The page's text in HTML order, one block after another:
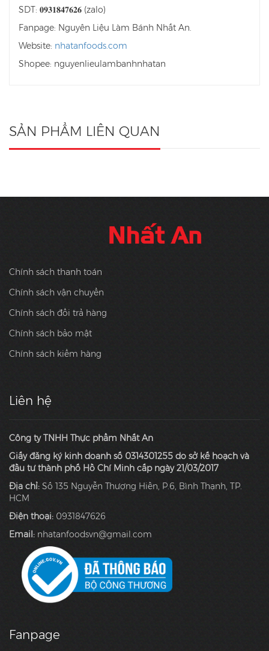
SDT: 𝟎𝟗𝟑𝟏𝟖𝟒𝟕𝟔𝟐𝟔 (zalo)
Fanpage: Nguyên Liệu Làm Bánh Nhất An.
Website: nhatanfoods.com
Shopee: nguyenlieulambanhnhatan
SẢN PHẨM LIÊN QUAN
Chính sách thanh toán
Chính sách vận chuyển
Chính sách đổi trả hàng
Chính sách bảo mật
Chính sách kiểm hàng
Liên hệ
Công ty TNHH Thực phẩm Nhất An
Giấy đăng ký kinh doanh số 0314301255 do sở kế hoạch và
đầu tư thành phố Hồ Chí Minh cấp ngày 21/03/2017
Địa chỉ: Số 135 Nguyễn Thượng Hiền, P.6, Bình Thạnh, TP.
HCM
Điện thoại: 0931847626
Email: nhatanfoodsvn@gmail.com
Fanpage